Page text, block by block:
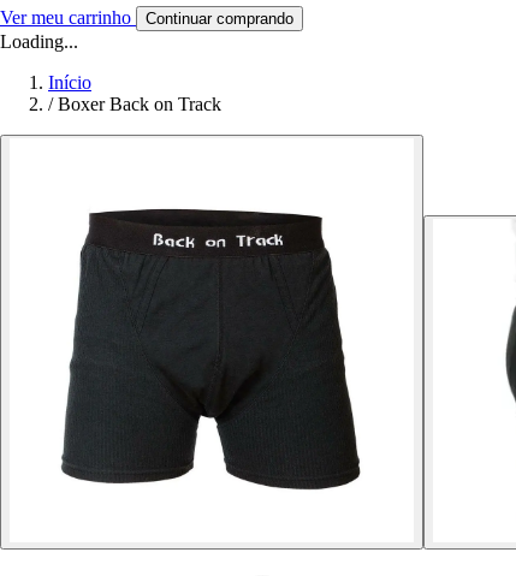
Ver meu carrinho Continuar comprando
Loading...
Início
/ Boxer Back on Track